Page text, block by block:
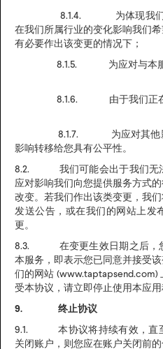
8.1.4. 为体现我们业务
在我们所属行业的变化影响我们
有必要作出该变更的情况下；
8.1.5. 为应对与本服务相
8.1.6. 由于我们正在变更
8.1.7. 为应对其他影响我
影响转移给您具有公平性。
8.2. 我们可能会出于我们无法
应对影响我们向您提供服务方式
改变。若我们作出该类变更，我
发送公告，或在我们的网站上发
更。
8.3. 在变更生效日期之后，您
本服务，即表示您已同意并接受
们的网站 (www.taptapsend.com)
受本协议，请立即停止使用本应用
9. 终止协议
9.1. 本协议将持续有效，直至
关闭账户，则您应在账户关闭前